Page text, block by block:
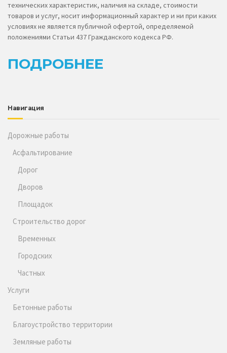
технических характеристик, наличия на складе, стоимости
товаров и услуг, носит информационный характер и ни при каких
условиях не является публичной офертой, определяемой
положениями Статьи 437 Гражданского кодекса РФ.
ПОДРОБНЕЕ
Навигация
Дорожные работы
Асфальтирование
Дорог
Дворов
Площадок
Строительство дорог
Временных
Городских
Частных
Услуги
Бетонные работы
Благоустройство территории
Земляные работы